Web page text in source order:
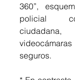
360”,
policial
ciudadana,
seguros.